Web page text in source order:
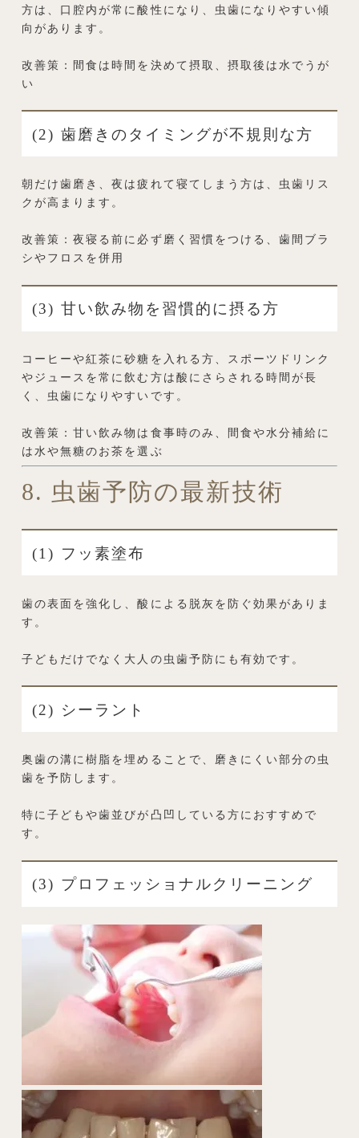
方は、口腔内が常に酸性になり、虫歯になりやすい傾
向があります。
改善策：間食は時間を決めて摂取、摂取後は水でうが
い
(2) 歯磨きのタイミングが不規則な方
朝だけ歯磨き、夜は疲れて寝てしまう方は、虫歯リス
クが高まります。
改善策：夜寝る前に必ず磨く習慣をつける、歯間ブラ
シやフロスを併用
(3) 甘い飲み物を習慣的に摂る方
コーヒーや紅茶に砂糖を入れる方、スポーツドリンク
やジュースを常に飲む方は酸にさらされる時間が長
く、虫歯になりやすいです。
改善策：甘い飲み物は食事時のみ、間食や水分補給に
は水や無糖のお茶を選ぶ
8. 虫歯予防の最新技術
(1) フッ素塗布
歯の表面を強化し、酸による脱灰を防ぐ効果がありま
す。
子どもだけでなく大人の虫歯予防にも有効です。
(2) シーラント
奥歯の溝に樹脂を埋めることで、磨きにくい部分の虫
歯を予防します。
特に子どもや歯並びが凸凹している方におすすめで
す。
(3) プロフェッショナルクリーニング